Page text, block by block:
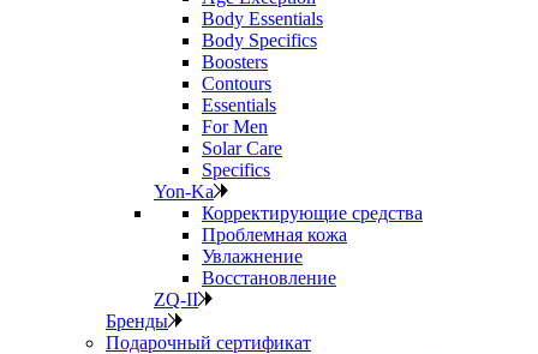
Body Essentials
Body Specifics
Boosters
Contours
Essentials
For Men
Solar Care
Specifics
Yon-Ka
Корректирующие средства
Проблемная кожа
Увлажнение
Восстановление
ZQ-II
Бренды
Подарочный сертификат